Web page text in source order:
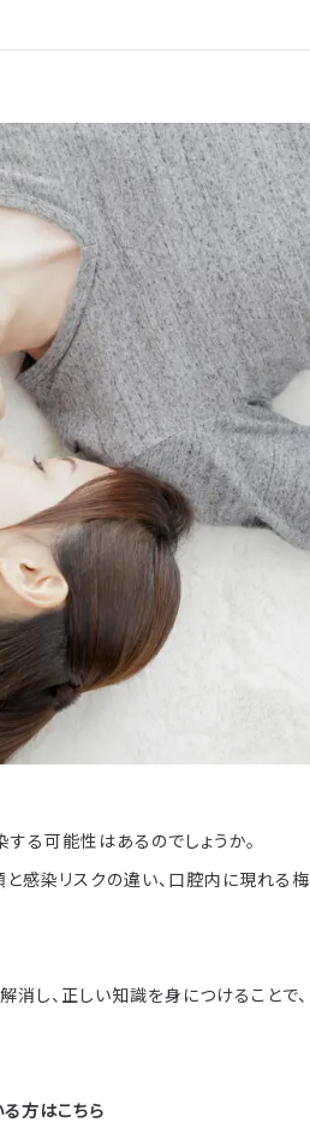
る可能性はあるのでしょうか。
感染リスクの違い、口腔内に現れる
し、正しい知識を身につけることで
方はこちら